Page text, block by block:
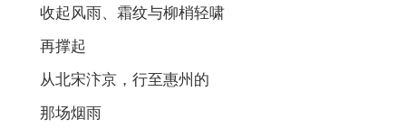
收起风雨、霜纹与柳梢轻啸
再撑起
从北宋汴京，行至惠州的
那场烟雨